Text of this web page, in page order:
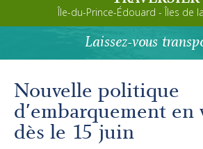
À propos
Avant de partir
Autres services
Île-du-Prince-Édouard - Îles de
Laissez-vous
Nouvelle politique
d'embarquement en
dès le 15 juin